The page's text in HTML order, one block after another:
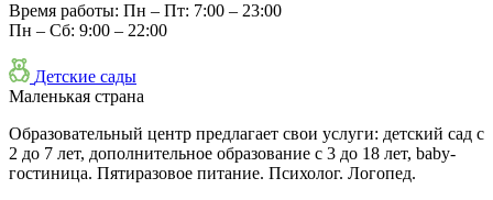
Время работы: Пн – Пт: 7:00 – 23:00
Пн – Сб: 9:00 – 22:00
Детские сады
Маленькая страна
Образовательный центр предлагает свои услуги: детский сад с
2 до 7 лет, дополнительное образование с 3 до 18 лет, baby-
гостиница. Пятиразовое питание. Психолог. Логопед.